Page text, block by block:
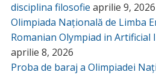
disciplina filosofie aprilie 9, 2026
Olimpiada Națională de Limba
Romanian Olympiad in Artificial
aprilie 8, 2026
Proba de baraj a Olimpiadei